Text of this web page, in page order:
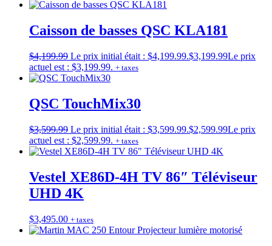
Caisson de basses QSC KLA181
$4,199.99 Le prix initial était : $4,199.99.$3,199.99Le prix
actuel est : $3,199.99. + taxes
QSC TouchMix30
$3,599.99 Le prix initial était : $3,599.99.$2,599.99Le prix
actuel est : $2,599.99. + taxes
Vestel XE86D-4H TV 86″ Téléviseur
UHD 4K
$3,495.00 + taxes